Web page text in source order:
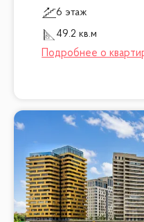
6 этаж
49.2 кв.м